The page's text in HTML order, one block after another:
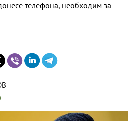
телефона, необходим за